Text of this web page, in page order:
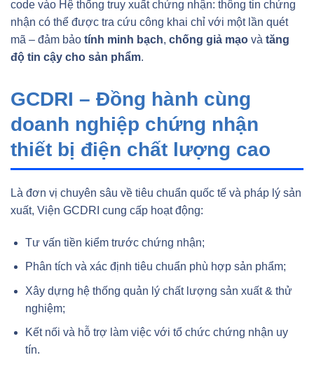
code vào Hệ thống truy xuất chứng nhận: thông tin chứng
nhận có thể được tra cứu công khai chỉ với một lần quét
mã – đảm bảo tính minh bạch, chống giả mạo và tăng
độ tin cậy cho sản phẩm.
GCDRI – Đồng hành cùng
doanh nghiệp chứng nhận
thiết bị điện chất lượng cao
Là đơn vị chuyên sâu về tiêu chuẩn quốc tế và pháp lý sản
xuất, Viện GCDRI cung cấp hoạt động:
Tư vấn tiền kiểm trước chứng nhận;
Phân tích và xác định tiêu chuẩn phù hợp sản phẩm;
Xây dựng hệ thống quản lý chất lượng sản xuất & thử
nghiệm;
Kết nối và hỗ trợ làm việc với tổ chức chứng nhận uy
tín.